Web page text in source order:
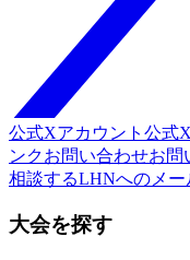
公式Xアカウント 公式
ンクお問い合わせお問
相談するLHNへのメー
大会を探す